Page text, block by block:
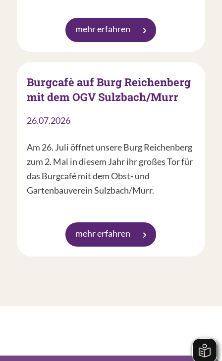
mehr erfahren
Burgcafè auf Burg Reichenberg
mit dem OGV Sulzbach/Murr
26.07.2026
Am 26. Juli öffnet unsere Burg Reichenberg
zum 2. Mal in diesem Jahr ihr großes Tor für
das Burgcafé mit dem Obst- und
Gartenbauverein Sulzbach/Murr.
mehr erfahren